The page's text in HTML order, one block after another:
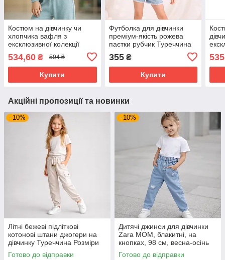
Костюм на дівчинку чи
хлопчика вафля з
ексклюзивної колекції
Podium Туреччина Розміри
92,98
534,60 ₴ 594 ₴
Купити
Футболка для дівчинки
преміум-якість рожева
паєтки рубчик Туреччина
355₴
Купити
Акційні пропозиції та новинки
–10%
Літні бежеві підліткові
котонові штани джогери на
дівчинку Туреччина Розміри
134,152
Готово до відправки
–10%
Дитячі джинси для дівчинки
Zara MOM, блакитні, на
кнопках, 98 см, весна-осінь
Готово до відправки